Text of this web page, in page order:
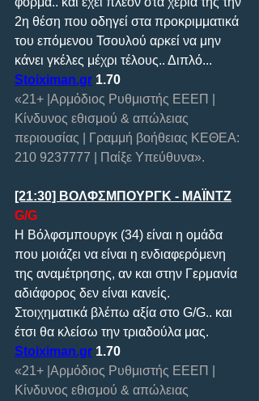
2η θέση που οδηγεί στα προκριμματικά
του επόμενου Τσουλού αρκεί να μην
κάνει γκέλες μέχρι τέλους.. Διπλό...
Stoiximan.gr 1.70
«21+ |Αρμόδιος Ρυθμιστής ΕΕΕΠ |
Κίνδυνος εθισμού & απώλειας
περιουσίας | Γραμμή βοήθειας ΚΕΘΕΑ:
210 9237777 | Παίξε Υπεύθυνα».
[21:30] ΒΟΛΦΣΜΠΟΥΡΓΚ - ΜΑΪΝΤΖ
G/G
Η Βόλφσμπουργκ (34) είναι η ομάδα
που μοιάζει να είναι η ενδιαφερόμενη
της αναμέτρησης, αν και στην Γερμανία
αδιάφορος δεν είναι κανείς.
Στοιχηματικά βλέπω αξία στο G/G.. και
έτσι θα κλείσω την τριαδούλα μας.
Stoiximan.gr 1.70
«21+ |Αρμόδιος Ρυθμιστής ΕΕΕΠ |
Κίνδυνος εθισμού & απώλειας